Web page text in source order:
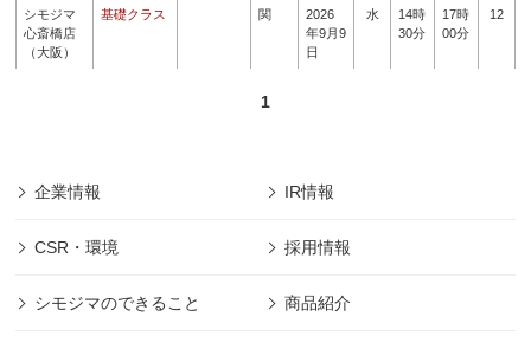
シモジマ
心斎橋店
（大阪）
基礎クラス 関
2026
年9月9
日
水
14時
30分
17時
00分
12
1
企業情報 IR情報
CSR・環境 採用情報
シモジマのできること 商品紹介